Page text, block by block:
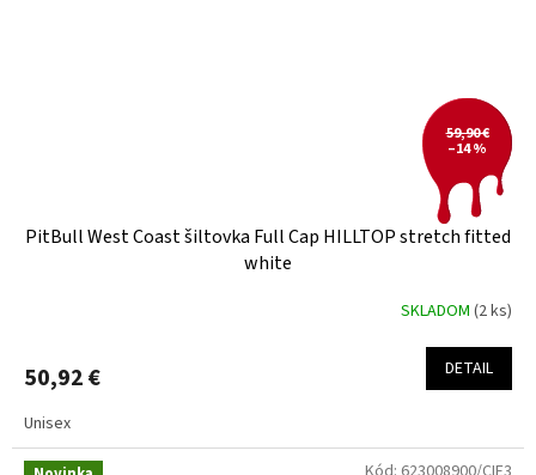
59,90 €
–14 %
PitBull West Coast šiltovka Full Cap HILLTOP stretch fitted
white
SKLADOM (2 ks)
50,92 € DETAIL
Unisex